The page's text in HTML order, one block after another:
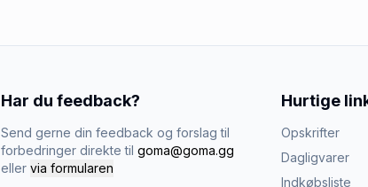
Har du feedback?
Send gerne din feedback og forslag til
forbedringer direkte til goma@goma.gg
eller via formularen
Hurtige
Opskrifter
Dagligvarer
Indkøbsliste